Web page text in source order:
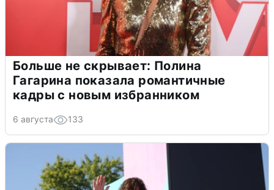
Больше не скрывает: Полина
Гагарина показала романтичные
кадры с новым избранником
6 августа 133